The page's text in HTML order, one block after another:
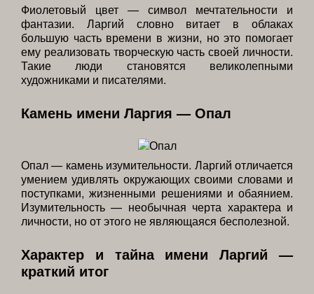
Фиолетовый цвет — символ мечтательности и
фантазии. Ларгий словно витает в облаках
большую часть времени в жизни, но это помогает
ему реализовать творческую часть своей личности.
Такие люди становятся великолепными
художниками и писателями.
Камень имени Ларгия — Опал
Опал — камень изумительности. Ларгий отличается
умением удивлять окружающих своими словами и
поступками, жизненными решениями и обаянием.
Изумительность — необычная черта характера и
личности, но от этого не являющаяся бесполезной.
Характер и тайна имени Ларгий —
краткий итог